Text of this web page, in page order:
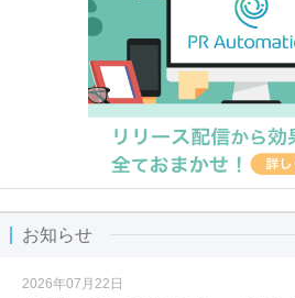
お知らせ
2026年07月22日